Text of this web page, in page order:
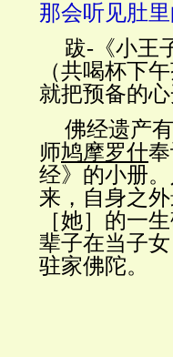
那会听见肚
跋- 《小
（共喝杯下
就把预备的
佛经遗产
师鸠摩罗什奉
经》的小册
来，自身之
［她］的一
辈子在当子
驻家佛陀。